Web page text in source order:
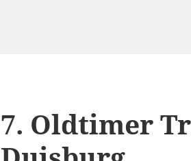
7. Oldtimer